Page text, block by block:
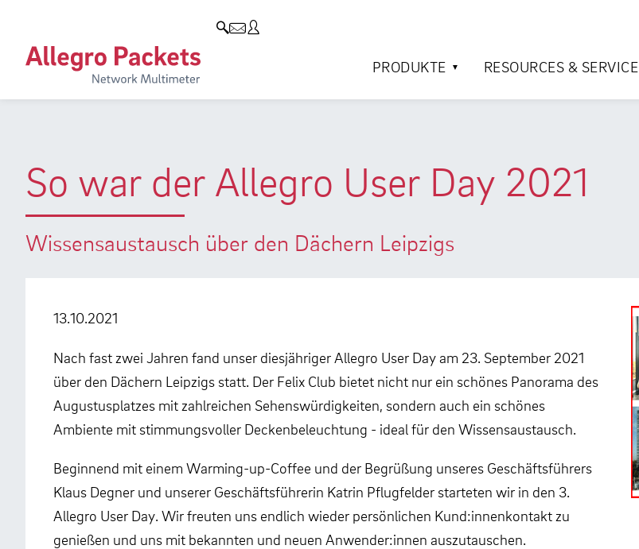
PRODUKTE
RESOURCES & SERVICE
So war der Allegro User Day 2021
Wissensaustausch über den Dächern Leipzigs
13.10.2021
Nach fast zwei Jahren fand unser diesjähriger Allegro User Day am 23. September 2021
über den Dächern Leipzigs statt. Der Felix Club bietet nicht nur ein schönes Panorama des
Augustusplatzes mit zahlreichen Sehenswürdigkeiten, sondern auch ein schönes
Ambiente mit stimmungsvoller Deckenbeleuchtung - ideal für den Wissensaustausch.
Beginnend mit einem Warming-up-Coffee und der Begrüßung unseres Geschäftsführers
Klaus Degner und unserer Geschäftsführerin Katrin Pflugfelder starteten wir in den 3.
Allegro User Day. Wir freuten uns endlich wieder persönlichen Kund:innenkontakt zu
genießen und uns mit bekannten und neuen Anwender:innen auszutauschen.
Allegro Network Multimeter
Analyse-Module
Resources & Service
Use Cases
Solution Briefs
Case Studies
Videos
Unternehmen
Unternehmen
Kunden
Umweltschutz
Forschung und Lehre